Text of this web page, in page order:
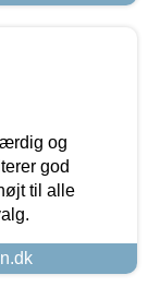
og
god
til alle